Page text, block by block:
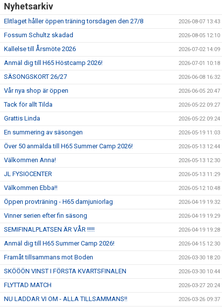
Nyhetsarkiv
Elitlaget håller öppen träning torsdagen den 27/8 2026-08-07 13:43
Fossum Schultz skadad 2026-08-05 12:10
Kallelse till Årsmöte 2026 2026-07-02 14:09
Anmäl dig till H65 Höstcamp 2026! 2026-07-01 10:18
SÄSONGSKORT 26/27 2026-06-08 16:32
Vår nya shop är öppen 2026-06-05 20:47
Tack för allt Tilda 2026-05-22 09:27
Grattis Linda 2026-05-22 09:24
En summering av säsongen 2026-05-19 11:03
Över 50 anmälda till H65 Summer Camp 2026! 2026-05-13 12:44
Välkommen Anna! 2026-05-13 12:30
JL FYSIOCENTER 2026-05-13 11:29
Välkommen Ebba!! 2026-05-12 10:48
Öppen provträning - H65 damjuniorlag 2026-04-19 19:32
Vinner serien efter fin säsong 2026-04-19 19:29
SEMIFINALPLATSEN ÄR VÅR !!!!! 2026-04-19 19:28
Anmäl dig till H65 Summer Camp 2026! 2026-04-15 12:30
Framåt tillsammans mot Boden 2026-03-30 18:20
SKÖÖÖN VINST I FÖRSTA KVARTSFINALEN 2026-03-30 10:44
FLYTTAD MATCH 2026-03-27 20:24
NU LADDAR VI OM - ALLA TILLSAMMANS!! 2026-03-26 09:37